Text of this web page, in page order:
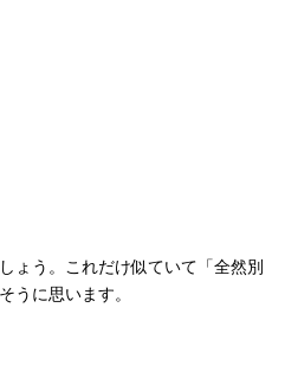
ょう。これだけ似ていて「全然別
うに思います。